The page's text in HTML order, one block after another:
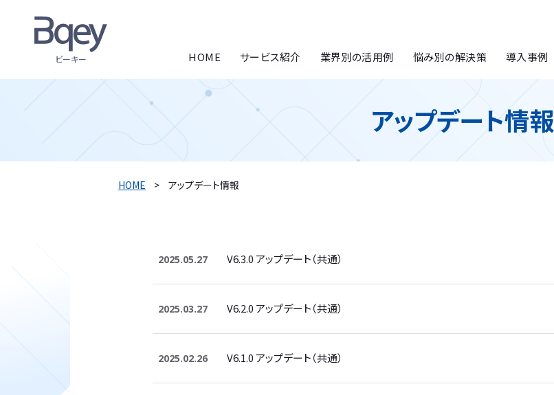
ビーキー HOME サービス紹介 業界別の活用例 悩み別の解決策 導入事例
アップデート情報
HOME アップデート情報
2025.05.27 V6.3.0 アップデート（共通）
2025.03.27 V6.2.0 アップデート（共通）
2025.02.26 V6.1.0 アップデート（共通）